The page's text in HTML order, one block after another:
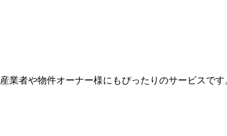
業者や物件オーナー様にもぴったりのサービスです